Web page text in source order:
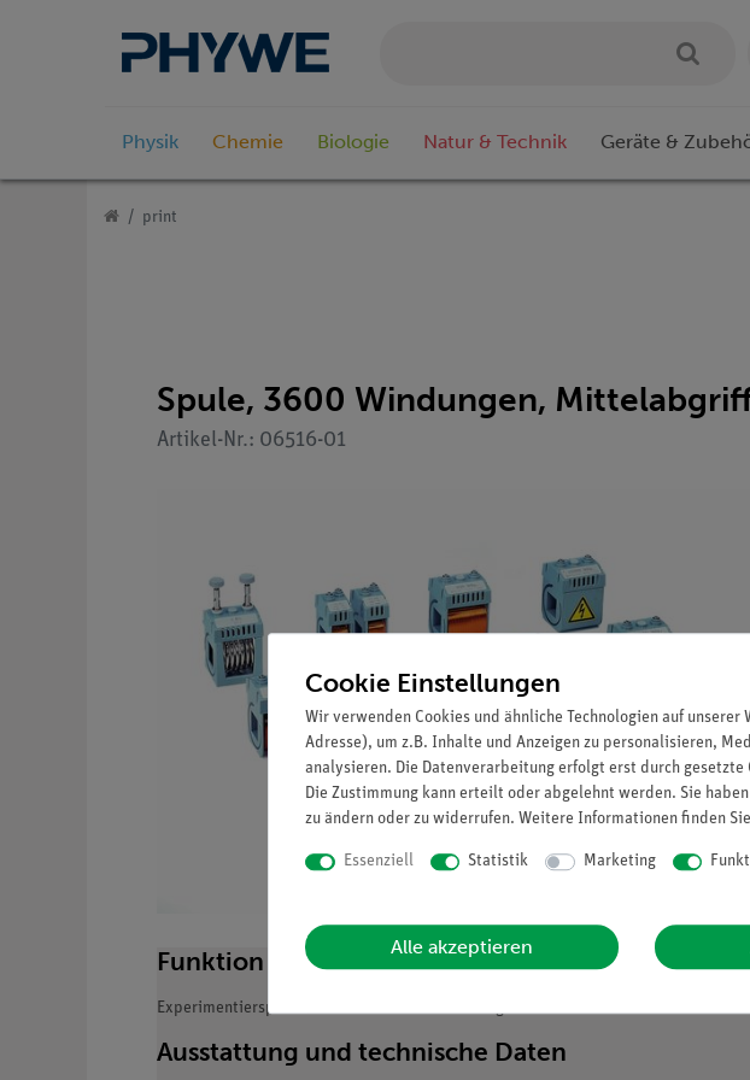
Physik Chemie Biologie Natur & Technik Geräte &
print
Spule, 3600 Windungen,
Artikel-Nr.: 06516-01
Funktion und Verwendung
Experimentierspule für Versuche zum Elektromagnetismus.
Ausstattung und technische Daten
Cookie Einstellungen
Wir verwenden Cookies und ähnliche Technologien auf
Adresse), um z.B. Inhalte und Anzeigen zu personalisieren,
analysieren. Die Datenverarbeitung erfolgt erst durch
Die Zustimmung kann erteilt oder abgelehnt werden. Sie
zu ändern oder zu widerrufen. Weitere Informationen finden
Essenziell Statistik Marketing
Alle akzeptieren